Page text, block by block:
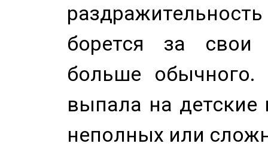
борется за свои
больше
выпала на детские
неполных или